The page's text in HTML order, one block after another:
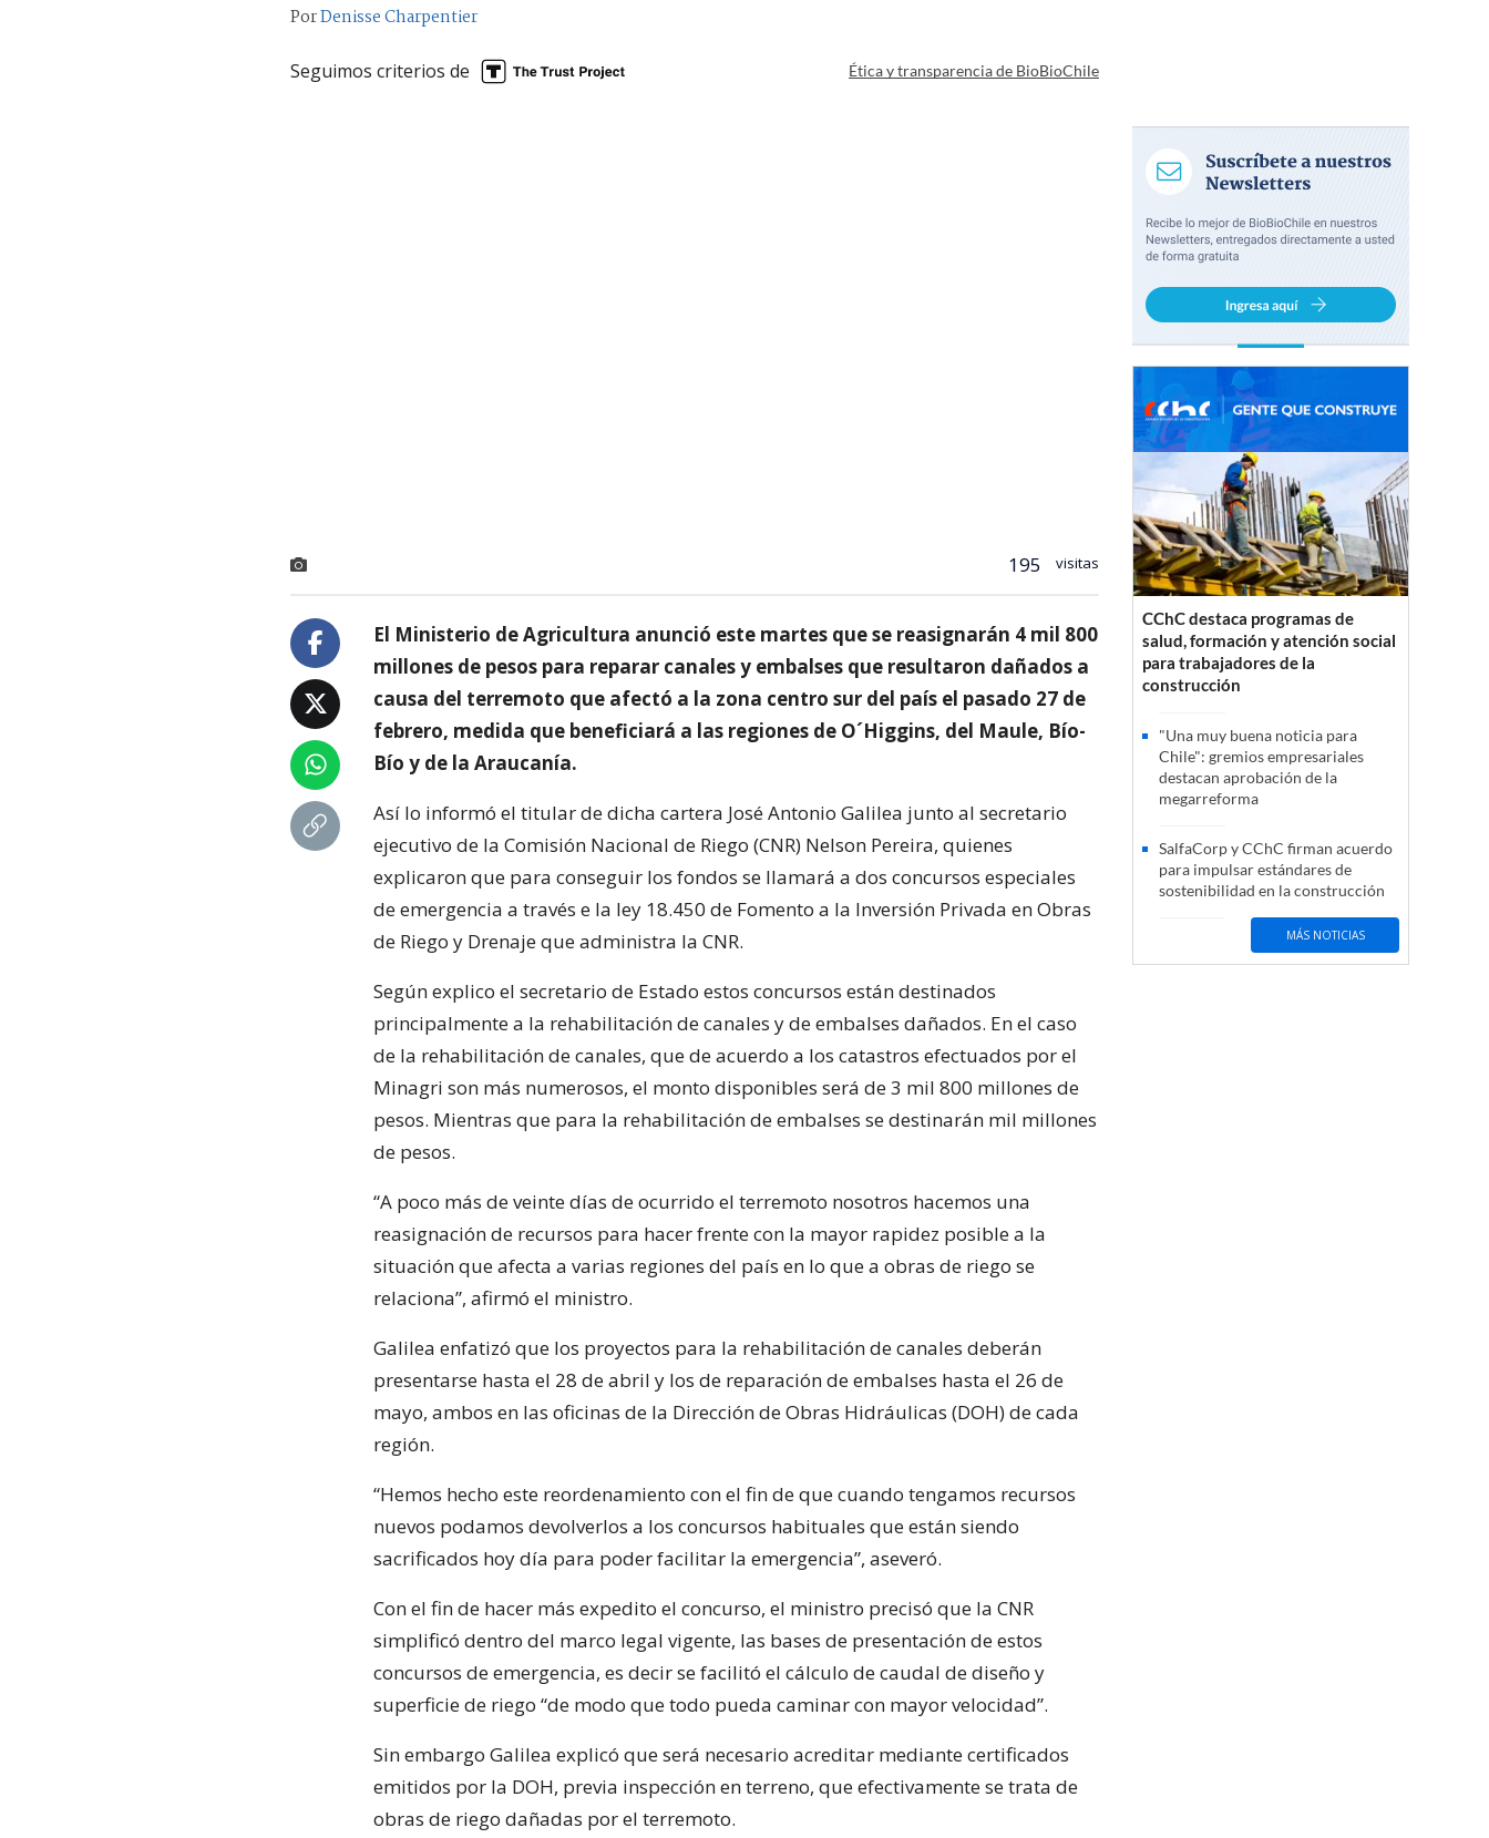
PorDenisse Charpentier
Seguimos criterios de Ética y transparencia de BioBioChile
195 visitas
El Ministerio de Agricultura anunció este martes que se reasignarán 4 mil 800
millones de pesos para reparar canales y embalses que resultaron dañados a
causa del terremoto que afectó a la zona centro sur del país el pasado 27 de
febrero, medida que beneficiará a las regiones de O´Higgins, del Maule, Bío-
Bío y de la Araucanía.
Así lo informó el titular de dicha cartera José Antonio Galilea junto al secretario
ejecutivo de la Comisión Nacional de Riego (CNR) Nelson Pereira, quienes
explicaron que para conseguir los fondos se llamará a dos concursos especiales
de emergencia a través e la ley 18.450 de Fomento a la Inversión Privada en Obras
de Riego y Drenaje que administra la CNR.
Según explico el secretario de Estado estos concursos están destinados
principalmente a la rehabilitación de canales y de embalses dañados. En el caso
de la rehabilitación de canales, que de acuerdo a los catastros efectuados por el
Minagri son más numerosos, el monto disponibles será de 3 mil 800 millones de
pesos. Mientras que para la rehabilitación de embalses se destinarán mil millones
de pesos.
“A poco más de veinte días de ocurrido el terremoto nosotros hacemos una
reasignación de recursos para hacer frente con la mayor rapidez posible a la
situación que afecta a varias regiones del país en lo que a obras de riego se
relaciona”, afirmó el ministro.
Galilea enfatizó que los proyectos para la rehabilitación de canales deberán
presentarse hasta el 28 de abril y los de reparación de embalses hasta el 26 de
mayo, ambos en las oficinas de la Dirección de Obras Hidráulicas (DOH) de cada
región.
“Hemos hecho este reordenamiento con el fin de que cuando tengamos recursos
nuevos podamos devolverlos a los concursos habituales que están siendo
sacrificados hoy día para poder facilitar la emergencia”, aseveró.
Con el fin de hacer más expedito el concurso, el ministro precisó que la CNR
simplificó dentro del marco legal vigente, las bases de presentación de estos
concursos de emergencia, es decir se facilitó el cálculo de caudal de diseño y
superficie de riego “de modo que todo pueda caminar con mayor velocidad”.
Sin embargo Galilea explicó que será necesario acreditar mediante certificados
emitidos por la DOH, previa inspección en terreno, que efectivamente se trata de
obras de riego dañadas por el terremoto.
CChC destaca programas de
salud, formación y atención social
para trabajadores de la
construcción
"Una muy buena noticia para
Chile": gremios empresariales
destacan aprobación de la
megarreforma
SalfaCorp y CChC firman acuerdo
para impulsar estándares de
sostenibilidad en la construcción
MÁS NOTICIAS